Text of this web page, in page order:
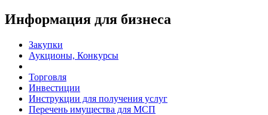
Информация для бизнеса
Закупки
Аукционы, Конкурсы
Торговля
Инвестиции
Инструкции для получения услуг
Перечень имущества для МСП